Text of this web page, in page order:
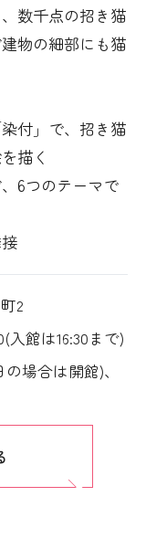
数千点の招き猫
物の細部にも猫
付」で、招き猫
描く
6つのテーマで
2
入館は16:30まで)
場合は開館)、